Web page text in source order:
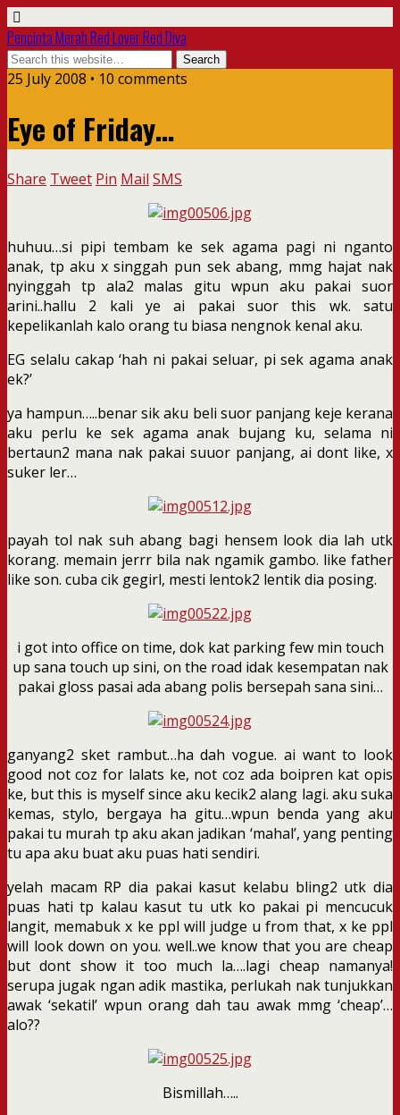
Pencinta Merah Red Lover Red Diva
25 July 2008 • 10 comments
Eye of Friday…
Share Tweet Pin Mail SMS
huhuu…si pipi tembam ke sek agama pagi ni nganto
anak, tp aku x singgah pun sek abang, mmg hajat nak
nyinggah tp ala2 malas gitu wpun aku pakai suor
arini..hallu 2 kali ye ai pakai suor this wk. satu
kepelikanlah kalo orang tu biasa nengnok kenal aku.
EG selalu cakap ‘hah ni pakai seluar, pi sek agama anak
ek?’
ya hampun…..benar sik aku beli suor panjang keje kerana
aku perlu ke sek agama anak bujang ku, selama ni
bertaun2 mana nak pakai suuor panjang, ai dont like, x
suker ler…
payah tol nak suh abang bagi hensem look dia lah utk
korang. memain jerrr bila nak ngamik gambo. like father
like son. cuba cik gegirl, mesti lentok2 lentik dia posing.
i got into office on time, dok kat parking few min touch
up sana touch up sini, on the road idak kesempatan nak
pakai gloss pasai ada abang polis bersepah sana sini…
ganyang2 sket rambut…ha dah vogue. ai want to look
good not coz for lalats ke, not coz ada boipren kat opis
ke, but this is myself since aku kecik2 alang lagi. aku suka
kemas, stylo, bergaya ha gitu…wpun benda yang aku
pakai tu murah tp aku akan jadikan ‘mahal’, yang penting
tu apa aku buat aku puas hati sendiri.
yelah macam RP dia pakai kasut kelabu bling2 utk dia
puas hati tp kalau kasut tu utk ko pakai pi mencucuk
langit, memabuk x ke ppl will judge u from that, x ke ppl
will look down on you. well..we know that you are cheap
but dont show it too much la….lagi cheap namanya!
serupa jugak ngan adik mastika, perlukah nak tunjukkan
awak ‘sekatil’ wpun orang dah tau awak mmg ‘cheap’…
alo??
Bismillah…..